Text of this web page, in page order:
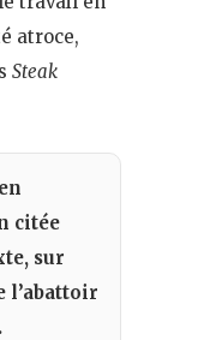
atroce,
Steak
citée
sur
l’abattoir